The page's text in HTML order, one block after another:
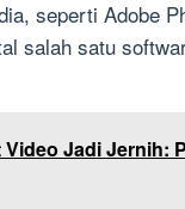
seperti Adobe
salah satu
Video Jadi Jernih: